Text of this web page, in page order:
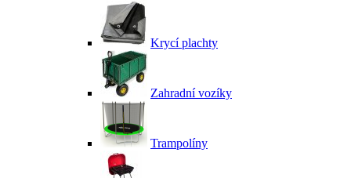
Krycí plachty
Zahradní vozíky
Trampolíny